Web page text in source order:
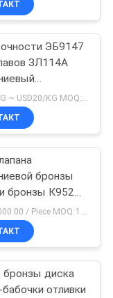
ЭБ9147
ЗЛ114А
высокийUSD10/KG ~ USD20/KG MOQ:50 кг
бронзы
бронзы К95200
изготовленное
бронзы диска
бабочки отливки